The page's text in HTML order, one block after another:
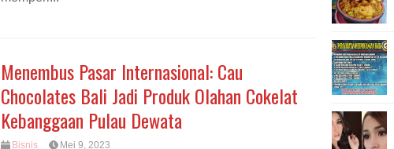
Menembus Pasar Internasional: Cau
Chocolates Bali Jadi Produk Olahan Cokelat
Kebanggaan Pulau Dewata
Bisnis Mei 9, 2023